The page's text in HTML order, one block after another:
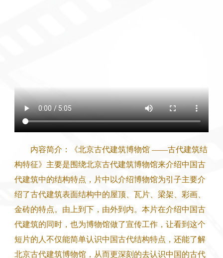
内容简介：《北京古代建筑博物馆 ——古代建筑结
构特征》主要是围绕北京古代建筑博物馆来介绍中国古
代建筑中的结构特点，片中以介绍博物馆为引子主要介
绍了古代建筑表面结构中的屋顶、瓦片、梁架、彩画、
金砖的特点。由上到下，由外到内。本片在介绍中国古
代建筑的同时，也为博物馆做了宣传工作，让看到这个
短片的人不仅能简单认识中国古代结构特点，还能了解
北京古代建筑博物馆，从而更深刻的去认识中国的古代